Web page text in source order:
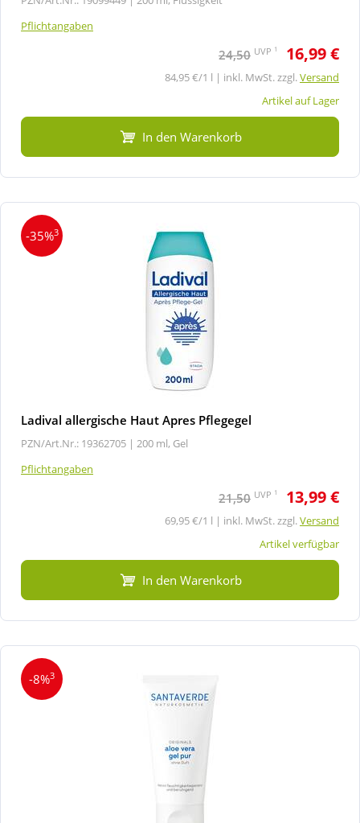
Pflichtangaben
24,50 UVP 1 16,99 €
84,95 €/1 l | inkl. MwSt. zzgl.Versand
Artikel auf Lager
In den Warenkorb
-35%3
Ladival allergische Haut Apres Pflegegel
PZN/Art.Nr.: 19362705 | 200 ml, Gel
Pflichtangaben
21,50 UVP 1 13,99 €
69,95 €/1 l | inkl. MwSt. zzgl.Versand
Artikel verfügbar
In den Warenkorb
-8%3